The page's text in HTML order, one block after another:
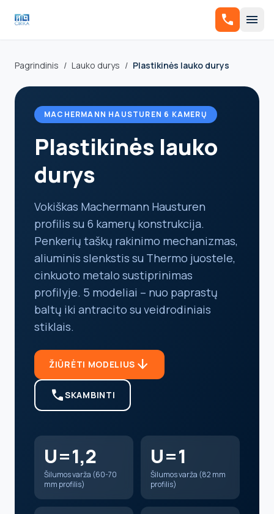
call menu
Pagrindinis / Lauko durys / Plastikinės lauko durys
MACHERMANN HAUSTUREN 6 KAMERŲ
Plastikinės lauko
durys
Vokiškas Machermann Hausturen
profilis su 6 kamerų konstrukcija.
Penkerių taškų rakinimo mechanizmas,
aliuminis slenkstis su Thermo juostele,
cinkuoto metalo sustiprinimas
profilyje. 5 modeliai – nuo paprastų
baltų iki antracito su veidrodiniais
stiklais.
ŽIŪRĖTI MODELIUS arrow_downward
callSKAMBINTI
U=1,2
Šilumos varža (60-70
mm profilis)
U=1
Šilumos varža (82 mm
profilis)